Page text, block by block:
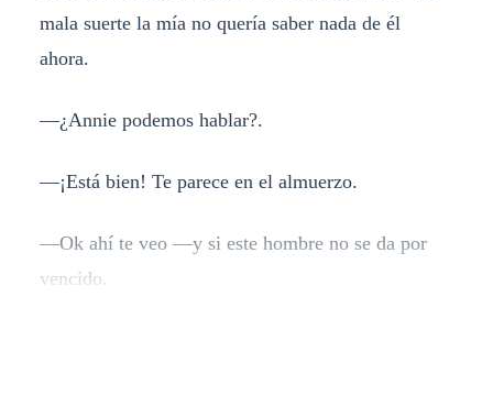
mala suerte la mía no quería saber nada de él
ahora.
—¿Annie podemos hablar?.
—¡Está bien! Te parece en el almuerzo.
—Ok ahí te veo —y si este hombre no se da por
vencido.